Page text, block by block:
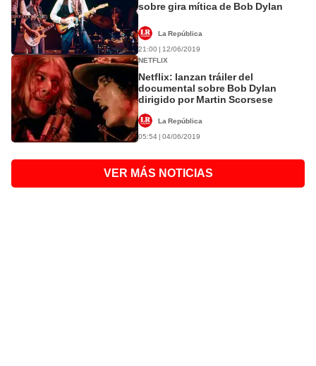
sobre gira mítica de Bob Dylan
La República
21:00 | 12/06/2019
NETFLIX
Netflix: lanzan tráiler del
documental sobre Bob Dylan
dirigido por Martin Scorsese
La República
05:54 | 04/06/2019
VER MÁS NOTICIAS